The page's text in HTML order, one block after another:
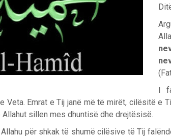
I
Veta. Emrat e Tij janë më të mirët, cilësitë e
Allahut sillen mes dhuntisë dhe drejtësisë.
për shkak të shumë cilësive të Tij